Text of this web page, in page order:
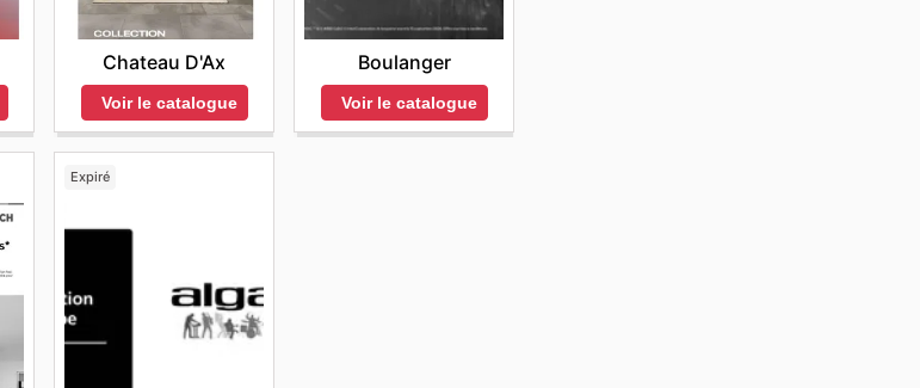
Chateau D'Ax
Voir le catalogue
Boulanger
Voir le catalogue
Expiré